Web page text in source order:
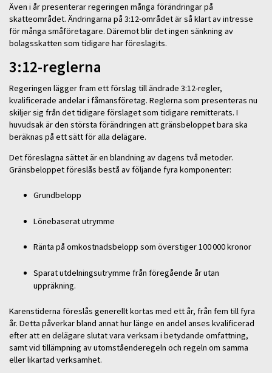
Även i år presenterar regeringen många förändringar på
skatteområdet. Ändringarna på 3:12-området är så klart av intresse
för många småföretagare. Däremot blir det ingen sänkning av
bolagsskatten som tidigare har föreslagits.
3:12-reglerna
Regeringen lägger fram ett förslag till ändrade 3:12-regler,
kvalificerade andelar i fåmansföretag. Reglerna som presenteras nu
skiljer sig från det tidigare förslaget som tidigare remitterats. I
huvudsak är den största förändringen att gränsbeloppet bara ska
beräknas på ett sätt för alla delägare.
Det föreslagna sättet är en blandning av dagens två metoder.
Gränsbeloppet föreslås bestå av följande fyra komponenter:
Grundbelopp
Lönebaserat utrymme
Ränta på omkostnadsbelopp som överstiger 100 000 kronor
Sparat utdelningsutrymme från föregående år utan
uppräkning.
Karenstiderna föreslås generellt kortas med ett år, från fem till fyra
år. Detta påverkar bland annat hur länge en andel anses kvalificerad
efter att en delägare slutat vara verksam i betydande omfattning,
samt vid tillämpning av utomståenderegeln och regeln om samma
eller likartad verksamhet.